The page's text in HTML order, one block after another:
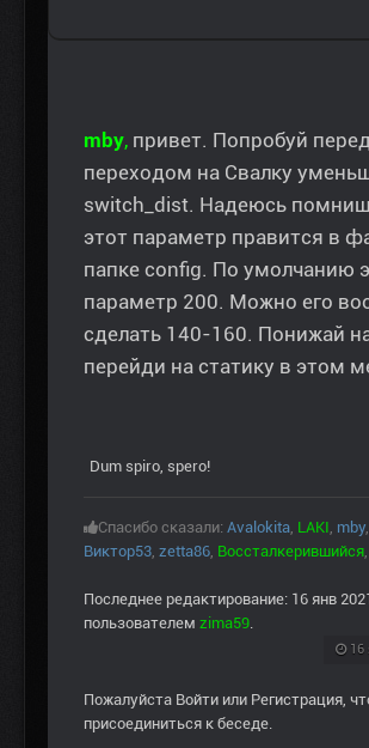
mby, привет. Попробуй перед
переходом на Свалку
switсh_dist. Надеюсь
этот параметр правится в
папке config. По умолчанию
параметр 200. Можно его
сделать 140-160. Понижай
перейди на статику в этом
Dum spiro, spero!
Спасибо сказали: Avalokita LAKI mby
Виктор53 zetta86 Воссталкерившийся
Последнее редактирование: 16 янв
пользователем zima59
16
Пожалуйста Войти или Регистрация ,
присоединиться к беседе.